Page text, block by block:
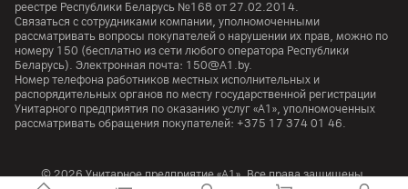
реестре Республики Беларусь №168 от 27.02.2014.
Связаться с сотрудниками компании, уполномоченными
рассматривать вопросы покупателей о нарушении их прав, можно по
номеру 150 (бесплатно из сети любого оператора Республики
Беларусь). Электронная почта: 150@A1.by.
Номер телефона работников местных исполнительных и
распорядительных органов по месту государственной регистрации
Унитарного предприятия по оказанию услуг «А1», уполномоченных
рассматривать обращения покупателей: +375 17 374 01 46.
© 2026 Унитарное предприятие «А1». Все права защищены.